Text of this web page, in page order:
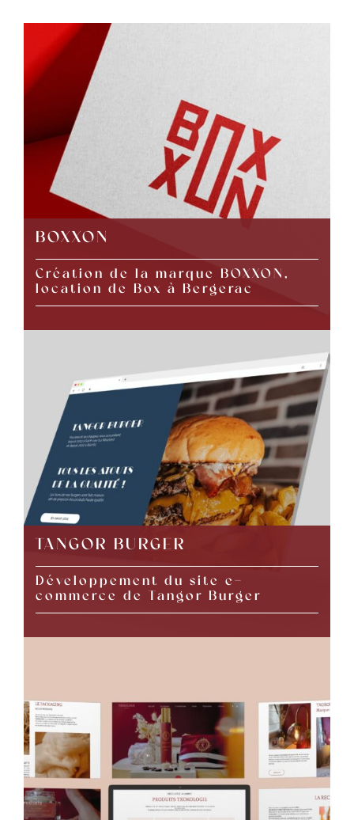
BOXXON
Création de la marque BOXXON,
location de Box à Bergerac
TANGOR BURGER
Développement du site e-
commerce de Tangor Burger